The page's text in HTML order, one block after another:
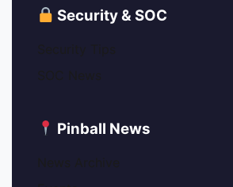
Security & SOC
Pinball News